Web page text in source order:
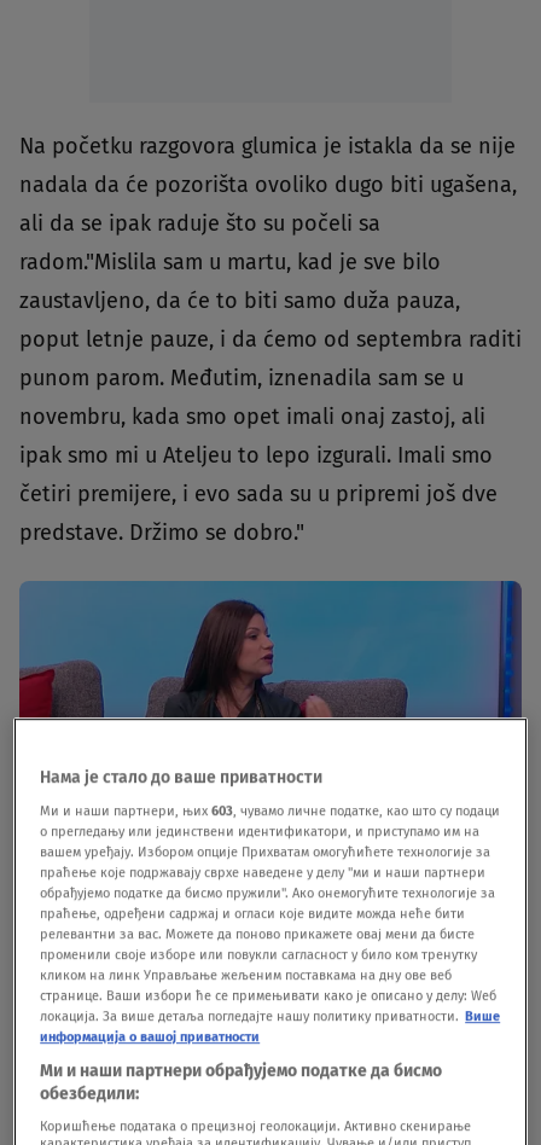
Na početku razgovora glumica je istakla da se nije
nadala da će pozorišta ovoliko dugo biti ugašena,
ali da se ipak raduje što su počeli sa
radom."Mislila sam u martu, kad je sve bilo
zaustavljeno, da će to biti samo duža pauza,
poput letnje pauze, i da ćemo od septembra raditi
punom parom. Međutim, iznenadila sam se u
novembru, kada smo opet imali onaj zastoj, ali
ipak smo mi u Ateljeu to lepo izgurali. Imali smo
četiri premijere, i evo sada su u pripremi još dve
predstave. Držimo se dobro."
Sofija Juričan Foto: Nova S |Sofija Juričan Foto: Nova S
Voditeljka je onda upitala glumicu zašto
predstava "Režim ljubavi" nije dozvoljena za
uzrast ispod 14 godina, a glumica je na to
odgovorila sledeće:"U 'Režimu ljubavi' ima
škakljivih tema, i predstava razbija tabue. S druge
strane nema ničeg nepristojnog i banalnog, iako
Нама је стало до ваше приватности
Ми и наши партнери, њих603, чувамо личне податке, као што су подаци
о прегледању или јединствени идентификатори, и приступамо им на
вашем уређају. Избором опције Прихватам омогућићете технологије за
праћење које подржавају сврхе наведене у делу "ми и наши партнери
обрађујемо податке да бисмо пружили". Ако онемогућите технологије за
праћење, одређени садржај и огласи које видите можда неће бити
релевантни за вас. Можете да поново прикажете овај мени да бисте
променили своје изборе или повукли сагласност у било ком тренутку
кликом на линк Управљање жељеним поставкама на дну ове веб
странице. Ваши избори ће се примењивати како је описано у делу: Wеб
локација. За више детаља погледајте нашу политику приватности. Више
информација о вашој приватности
Ми и наши партнери обрађујемо податке да бисмо
обезбедили:
Коришћење података о прецизној геолокацији. Активно скенирање